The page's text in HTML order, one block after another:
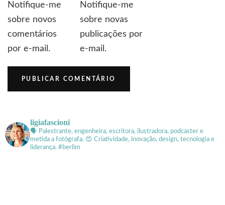
Notifique-me
sobre novos
comentários
por e-mail.
Notifique-me
sobre novas
publicações por
e-mail.
ligiafascioni
🗣 Palestrante, engenheira, escritora, ilustradora, podcaster e
metida a fotógrafa. 😍 Criatividade, inovação, design, tecnologia e
liderança. #berlim